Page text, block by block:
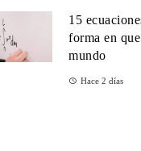
15
forma en
mundo
Hace 2 días